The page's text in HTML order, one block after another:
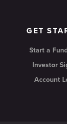
GET
Start a
Investor
Account